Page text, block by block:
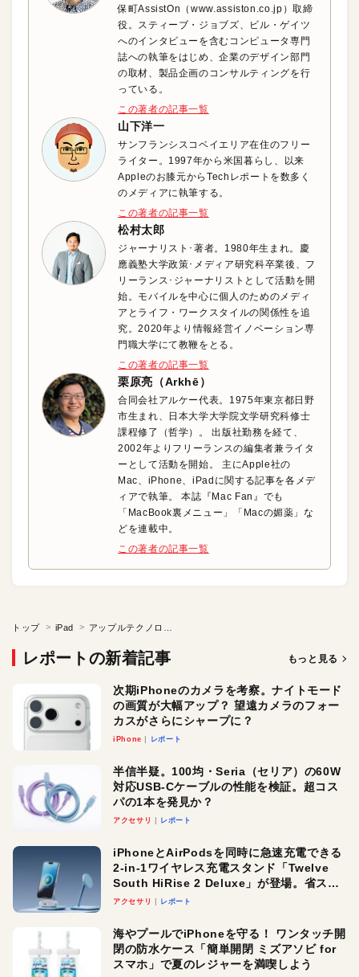
保町AssistOn（www.assiston.co.jp）取締
役。スティーブ・ジョブズ、ビル・ゲイツ
へのインタビューを含むコンピュータ専門
誌への執筆をはじめ、企業のデザイン部門
の取材、製品企画のコンサルティングを行
っている。
この著者の記事一覧
山下洋一
サンフランシスコベイエリア在住のフリー
ライター。1997年から米国暮らし、以来
Appleのお膝元からTechレポートを数多く
のメディアに執筆する。
この著者の記事一覧
松村太郎
ジャーナリスト･著者。1980年生まれ。慶
應義塾大学政策･メディア研究科卒業後、フ
リーランス･ジャーナリストとして活動を開
始。モバイルを中心に個人のためのメディ
アとライフ・ワークスタイルの関係性を追
究。2020年より情報経営イノベーション専
門職大学にて教鞭をとる。
この著者の記事一覧
栗原亮（Arkhē）
合同会社アルケー代表。1975年東京都日野
市生まれ、日本大学大学院文学研究科修士
課程修了（哲学）。 出版社勤務を経て、
2002年よりフリーランスの編集者兼ライタ
ーとして活動を開始。 主にApple社の
Mac、iPhone、iPadに関する記事を各メデ
ィアで執筆。 本誌『Mac Fan』でも
「MacBook裏メニュー」「Macの媚薬」な
どを連載中。
この著者の記事一覧
トップ iPad
レポートの新着記事 もっと見る
次期iPhoneのカメラを考察。ナイトモード
の画質が大幅アップ？ 望遠カメラのフォー
カスがさらにシャープに？
iPhone レポート
半信半疑。100均・Seria（セリア）の60W
対応USB-Cケーブルの性能を検証。超コス
パの1本を発見か？
アクセサリ レポート
iPhoneとAirPodsを同時に急速充電できる
2-in-1ワイヤレス充電スタンド「Twelve
South HiRise 2 Deluxe」が登場。省スペ
ースでおしゃれに充電したい人にオスス
アクセサリ レポート
海やプールでiPhoneを守る！ ワンタッチ開
閉の防水ケース「簡単開閉 ミズアソビ for
スマホ」で夏のレジャーを満喫しよう